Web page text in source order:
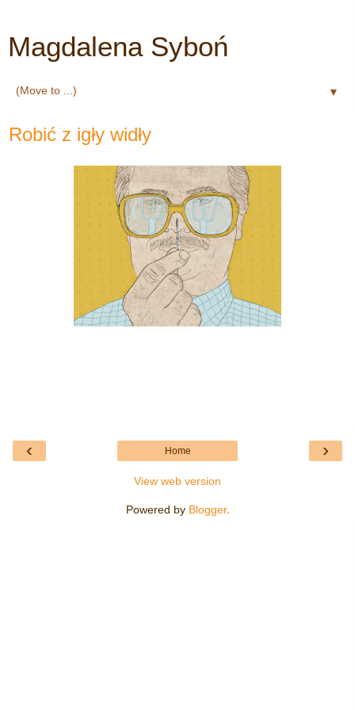
Magdalena Syboń
▼
Robić z igły widły
‹ ›
Home
View web version
Powered by Blogger.